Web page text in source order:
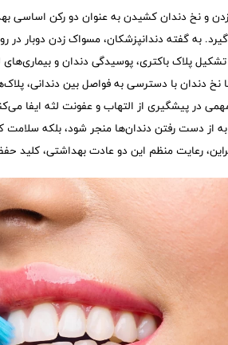
و نخ دندان کشیدن به عنوان دو رکن اساسی
به گفته دندانپزشکان، مسواک زدن دوبار
تشکیل پلاک باکتری، پوسیدگی دندان و
نخ دندان با دسترسی به فواصل بین دندانی،
در پیشگیری از التهاب و عفونت لثه ایفا
به از دست رفتن دندان‌ها منجر شود، بلکه سلامت
رعایت منظم این دو عادت بهداشتی،